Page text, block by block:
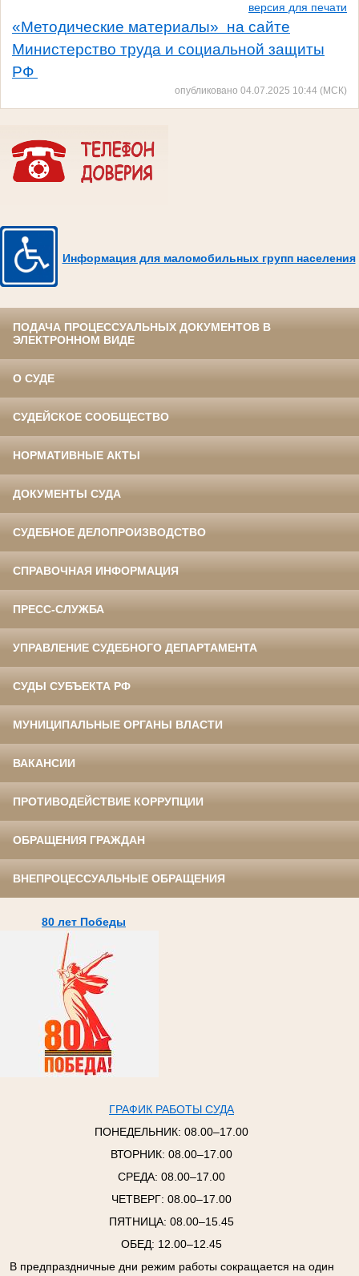
версия для печати
«Методические материалы» на сайте
Министерство труда и социальной защиты
РФ
опубликовано 04.07.2025 10:44 (МСК)
Информация для маломобильных групп населения
ПОДАЧА ПРОЦЕССУАЛЬНЫХ ДОКУМЕНТОВ В
ЭЛЕКТРОННОМ ВИДЕ
О СУДЕ
СУДЕЙСКОЕ СООБЩЕСТВО
НОРМАТИВНЫЕ АКТЫ
ДОКУМЕНТЫ СУДА
СУДЕБНОЕ ДЕЛОПРОИЗВОДСТВО
СПРАВОЧНАЯ ИНФОРМАЦИЯ
ПРЕСС-СЛУЖБА
УПРАВЛЕНИЕ СУДЕБНОГО ДЕПАРТАМЕНТА
СУДЫ СУБЪЕКТА РФ
МУНИЦИПАЛЬНЫЕ ОРГАНЫ ВЛАСТИ
ВАКАНСИИ
ПРОТИВОДЕЙСТВИЕ КОРРУПЦИИ
ОБРАЩЕНИЯ ГРАЖДАН
ВНЕПРОЦЕССУАЛЬНЫЕ ОБРАЩЕНИЯ
80 лет Победы
ГРАФИК РАБОТЫ СУДА
ПОНЕДЕЛЬНИК: 08.00–17.00
ВТОРНИК: 08.00–17.00
СРЕДА: 08.00–17.00
ЧЕТВЕРГ: 08.00–17.00
ПЯТНИЦА: 08.00–15.45
ОБЕД: 12.00–12.45
В предпраздничные дни режим работы сокращается на один